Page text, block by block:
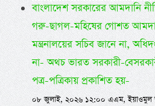
বাংলাদেশ সরকারের আমদানি
গরু-ছাগল-মহিষের গোশত আমদানি
মন্ত্রনালয়ের সচিব জানে না,
না- অথচ ভারত সরকারী-
পত্র-পত্রিকায় প্রকাশিত হয়-
০৮ জুলাই, ২০২৬ ১২:০০ এএম, ইয়াওমুল